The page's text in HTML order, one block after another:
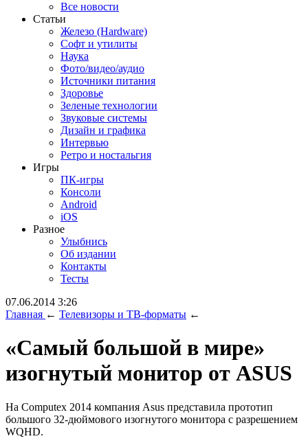
Все новости
Статьи
Железо (Hardware)
Софт и утилиты
Наука
Фото/видео/аудио
Источники питания
Здоровье
Зеленые технологии
Звуковые системы
Дизайн и графика
Интервью
Ретро и ностальгия
Игры
ПК-игры
Консоли
Android
iOS
Разное
Улыбнись
Об издании
Контакты
Тесты
07.06.2014 3:26
Главная ← Телевизоры и ТВ-форматы ←
«Самый большой в мире»
изогнутый монитор от ASUS
На Computex 2014 компания Asus представила прототип
большого 32-дюймового изогнутого монитора с разрешением
WQHD.